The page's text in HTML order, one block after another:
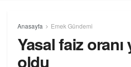
Anasayfa Emek Gündemi
Yasal faiz
oldu